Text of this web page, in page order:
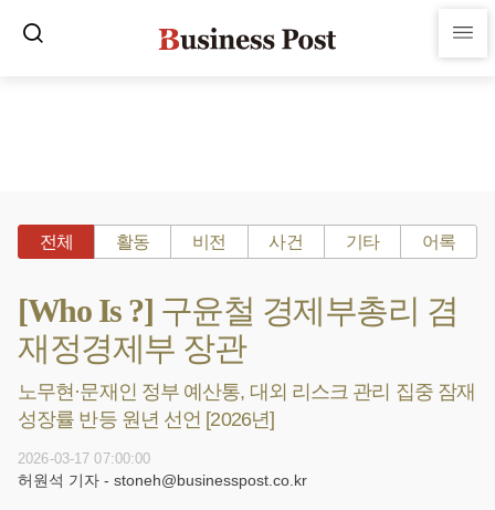
전체 활동 비전 사건 기타 어록
[Who Is ?] 구윤철 경제부총리 겸
재정경제부 장관
노무현·문재인 정부 예산통, 대외 리스크 관리 집중 잠재
성장률 반등 원년 선언 [2026년]
2026-03-17 07:00:00
허원석 기자 - stoneh@businesspost.co.kr